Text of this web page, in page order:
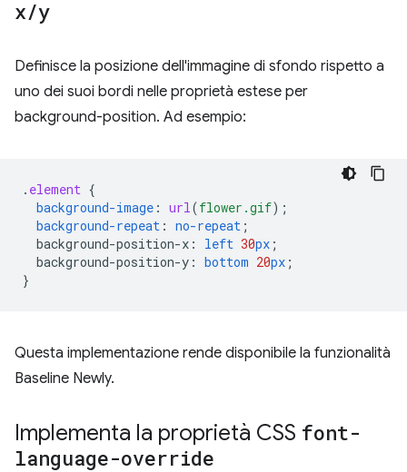
x/y
Definisce la posizione dell'immagine di sfondo rispetto a
uno dei suoi bordi nelle proprietà estese per
background-position. Ad esempio:
. element {
background-image : url(flower.gif);
background-repeat : no-repeat ;
background-position-x : left 30px ;
background-position-y : bottom 20px ;
}
Questa implementazione rende disponibile la funzionalità
Baseline Newly.
Implementa la proprietà CSS font-
language-override